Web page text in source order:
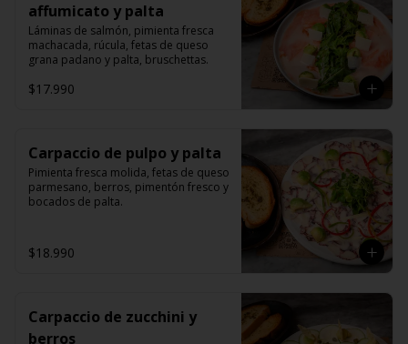
affumicato y palta
Láminas de salmón, pimienta fresca
machacada, rúcula, fetas de queso
grana padano y palta, bruschettas.
$17.990
Carpaccio de pulpo y palta
Pimienta fresca molida, fetas de queso
parmesano, berros, pimentón fresco y
bocados de palta.
$18.990
Carpaccio de zucchini y
berros